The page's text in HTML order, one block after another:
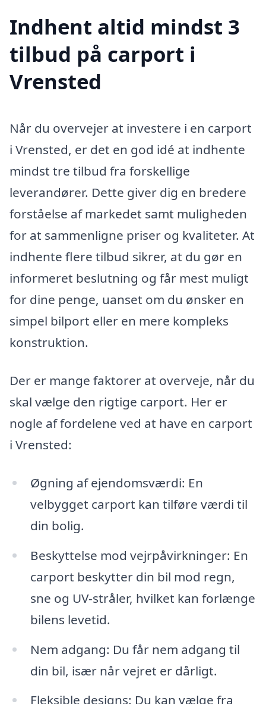
Indhent altid mindst 3
tilbud på carport i
Vrensted
Når du overvejer at investere i en carport
i Vrensted, er det en god idé at indhente
mindst tre tilbud fra forskellige
leverandører. Dette giver dig en bredere
forståelse af markedet samt muligheden
for at sammenligne priser og kvaliteter. At
indhente flere tilbud sikrer, at du gør en
informeret beslutning og får mest muligt
for dine penge, uanset om du ønsker en
simpel bilport eller en mere kompleks
konstruktion.
Der er mange faktorer at overveje, når du
skal vælge den rigtige carport. Her er
nogle af fordelene ved at have en carport
i Vrensted:
Øgning af ejendomsværdi: En
velbygget carport kan tilføre værdi til
din bolig.
Beskyttelse mod vejrpåvirkninger: En
carport beskytter din bil mod regn,
sne og UV-stråler, hvilket kan forlænge
bilens levetid.
Nem adgang: Du får nem adgang til
din bil, især når vejret er dårligt.
Fleksible designs: Du kan vælge fra